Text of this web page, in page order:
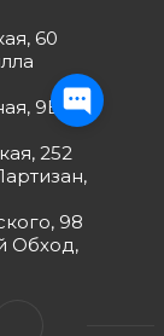
60
9Б 2
252
98
Обход,